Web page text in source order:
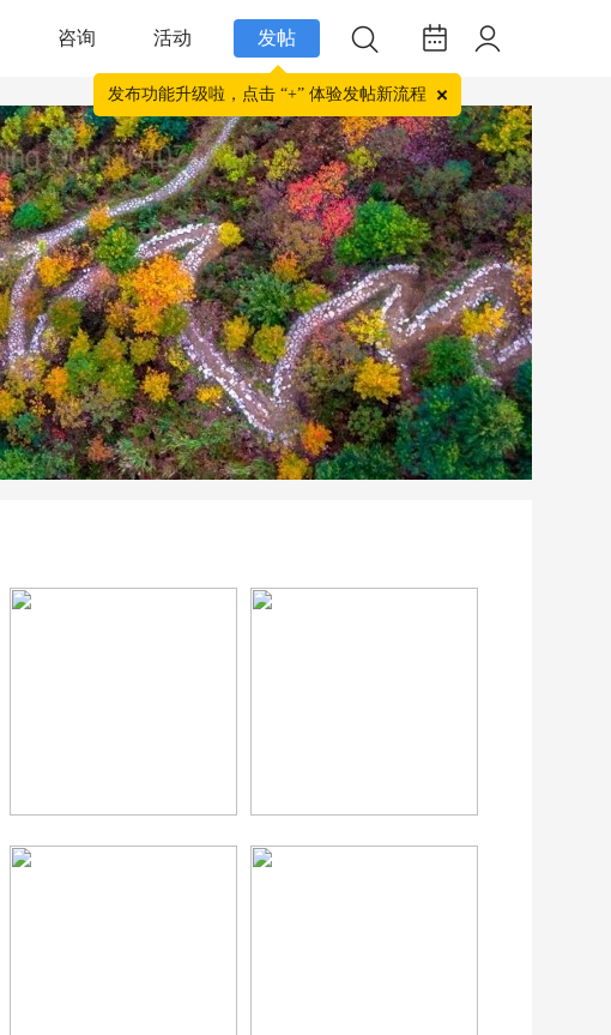
咨询 活动 发帖
发布功能升级啦，点击 “+” 体验发帖新流程